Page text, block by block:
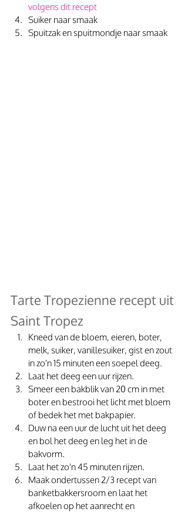
volgens dit recept
Suiker naar smaak
Spuitzak en spuitmondje naar smaak
Tarte Tropezienne recept uit
Saint Tropez
Kneed van de bloem, eieren, boter,
melk, suiker, vanillesuiker, gist en zout
in zo'n 15 minuten een soepel deeg.
Laat het deeg een uur rijzen.
Smeer een bakblik van 20 cm in met
boter en bestrooi het licht met bloem
of bedek het met bakpapier.
Duw na een uur de lucht uit het deeg
en bol het deeg en leg het in de
bakvorm.
Laat het zo'n 45 minuten rijzen.
Maak ondertussen 2/3 recept van
banketbakkersroom en laat het
afkoelen op het aanrecht en